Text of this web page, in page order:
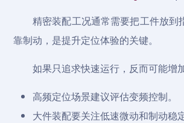
精密装配工况通常需要把工件放
靠制动，是提升定位体验的关键。
如果只追求快速运行，反而可能增
高频定位场景建议评估变频控制。
大件装配要关注低速微动和制动稳定